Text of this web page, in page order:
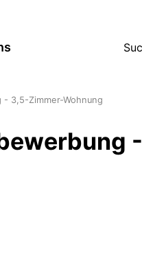
- 3,5-Zimmer-Wohnung
-